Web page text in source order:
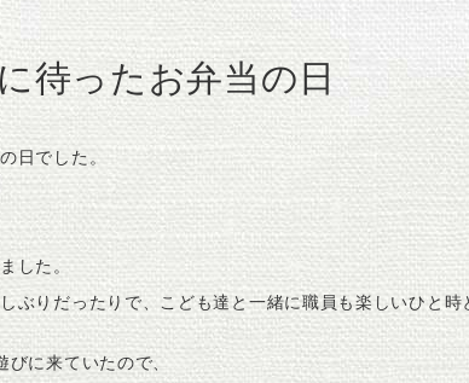
待ったお弁当の日
日でした。
した。
ぶりだったりで、こども達と一緒に職員も楽しいひと時
びに来ていたので、